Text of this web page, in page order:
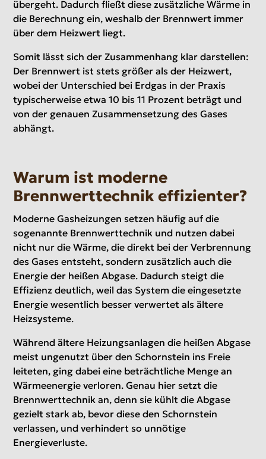
übergeht. Dadurch fließt diese zusätzliche Wärme in
die Berechnung ein, weshalb der Brennwert immer
über dem Heizwert liegt.
Somit lässt sich der Zusammenhang klar darstellen:
Der Brennwert ist stets größer als der Heizwert,
wobei der Unterschied bei Erdgas in der Praxis
typischerweise etwa 10 bis 11 Prozent beträgt und
von der genauen Zusammensetzung des Gases
abhängt.
Warum ist moderne
Brennwerttechnik effizienter?
Moderne Gasheizungen setzen häufig auf die
sogenannte Brennwerttechnik und nutzen dabei
nicht nur die Wärme, die direkt bei der Verbrennung
des Gases entsteht, sondern zusätzlich auch die
Energie der heißen Abgase. Dadurch steigt die
Effizienz deutlich, weil das System die eingesetzte
Energie wesentlich besser verwertet als ältere
Heizsysteme.
Während ältere Heizungsanlagen die heißen Abgase
meist ungenutzt über den Schornstein ins Freie
leiteten, ging dabei eine beträchtliche Menge an
Wärmeenergie verloren. Genau hier setzt die
Brennwerttechnik an, denn sie kühlt die Abgase
gezielt stark ab, bevor diese den Schornstein
verlassen, und verhindert so unnötige
Energieverluste.